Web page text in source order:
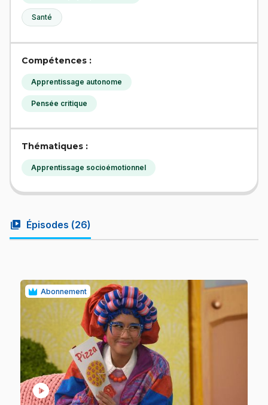
Santé
Compétences :
Apprentissage autonome
Pensée critique
Thématiques :
Apprentissage socioémotionnel
video_library Épisodes (26)
Abonnement
play_circle